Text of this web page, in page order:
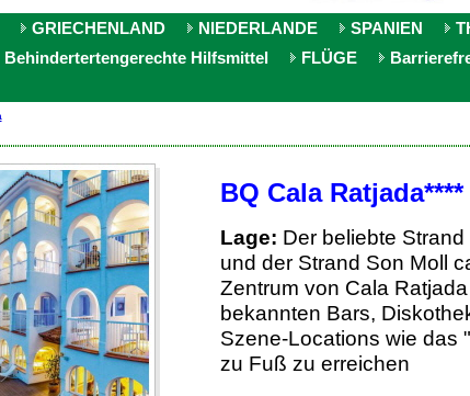
GRIECHENLAND NIEDERLANDE SPANIEN
Behindertertengerechte Hilfsmittel FLÜGE
BQ Cala
Lage: Der beliebte
und der Strand Son Moll
Zentrum von Cala
bekannten Bars,
Szene-Locations wie das
zu Fuß zu erreichen